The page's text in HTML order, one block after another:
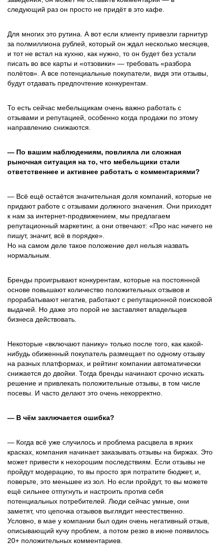
следующий раз он просто не придёт в это кафе.
Для многих это рутина. А вот если клиенту привезли гарнитур
за полмиллиона рублей, который он ждал несколько месяцев,
и тот не встал на кухню, как нужно, то он будет без устали
писать во все карты и «отзовики» — требовать «разбора
полётов». А все потенциальные покупатели, видя эти отзывы,
будут отдавать предпочтение конкурентам.
То есть сейчас мебельщикам очень важно работать с
отзывами и репутацией, особенно когда продажи по этому
направлению снижаются.
— По вашим наблюдениям, повлияла ли сложная
рыночная ситуация на то, что мебельщики стали
ответственнее и активнее работать с комментариями?
— Всё ещё остаётся значительная доля компаний, которые не
придают работе с отзывами должного значения. Они приходят
к нам за интернет-продвижением, мы предлагаем
репутационный маркетинг, а они отвечают: «Про нас ничего не
пишут, значит, всё в порядке».
Но на самом деле такое положение дел нельзя назвать
нормальным.
Бренды проигрывают конкурентам, которые на постоянной
основе повышают количество положительных отзывов и
прорабатывают негатив, работают с репутационной поисковой
выдачей. Но даже это порой не заставляет владельцев
бизнеса действовать.
Некоторые «включают панику» только после того, как какой-
нибудь обиженный покупатель размещает по одному отзыву
на разных платформах, и рейтинг компании автоматически
снижается до двойки. Тогда бренды начинают срочно искать
решение и привлекать положительные отзывы, в том числе
посевы. И часто делают это очень некорректно.
— В чём заключается ошибка?
— Когда всё уже случилось и проблема расцвела в ярких
красках, компания начинает заказывать отзывы на биржах. Это
может привести к нехорошим последствиям. Если отзывы не
пройдут модерацию, то вы просто зря потратите бюджет, и,
поверьте, это меньшее из зол. Но если пройдут, то вы можете
ещё сильнее отпугнуть и настроить против себя
потенциальных потребителей. Люди сейчас умные, они
заметят, что цепочка отзывов выглядит неестественно.
Условно, в мае у компании был один очень негативный отзыв,
описывающий кучу проблем, а потом резко в июне появилось
20+ положительных комментариев.